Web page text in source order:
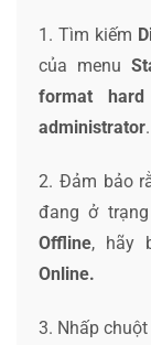
1. Tìm kiếm
của menu
format
administrator.
2. Đảm bảo
đang ở
Offline, hãy
Online.
3. Nhấp